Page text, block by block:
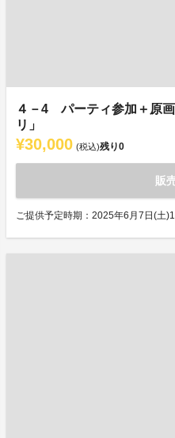
４－4 パーティ参加＋原
リ」
¥30,000 (税込)残り0
販
ご提供予定時期：2025年6月7日(土